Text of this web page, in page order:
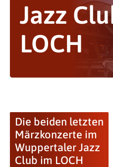
Jazz
LOCH
Die beiden letzten
Märzkonzerte im
Wuppertaler Jazz
Club im LOCH